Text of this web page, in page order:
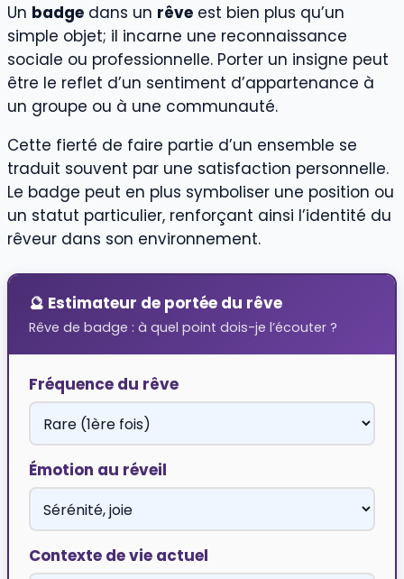
Un badge dans un rêve est bien plus qu’un
simple objet; il incarne une reconnaissance
sociale ou professionnelle. Porter un insigne peut
être le reflet d’un sentiment d’appartenance à
un groupe ou à une communauté.
Cette fierté de faire partie d’un ensemble se
traduit souvent par une satisfaction personnelle.
Le badge peut en plus symboliser une position ou
un statut particulier, renforçant ainsi l’identité du
rêveur dans son environnement.
🔮 Estimateur de portée du rêve
Rêve de badge : à quel point dois-je l’écouter ?
Fréquence du rêve
Émotion au réveil
Contexte de vie actuel